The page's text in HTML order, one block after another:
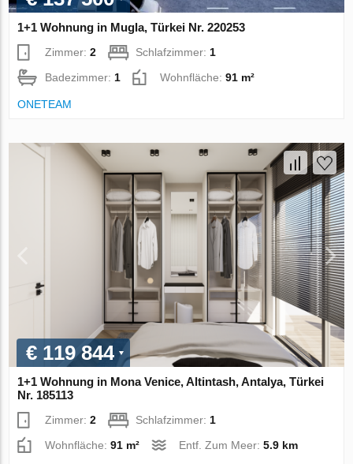
1+1 Wohnung in Mugla, Türkei Nr. 220253
Zimmer:2 Schlafzimmer: 1
Badezimmer: 1 Wohnfläche:91 m²
ONETEAM
€ 119 844
1+1 Wohnung in Mona Venice, Altintash, Antalya, Türkei
Nr. 185113
Zimmer:2 Schlafzimmer: 1
Wohnfläche:91 m² Entf. Zum Meer:5.9 km